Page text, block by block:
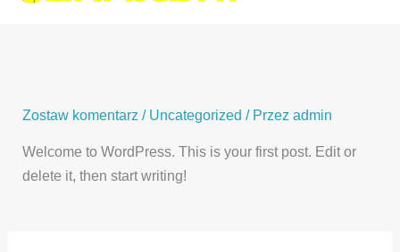
Zostaw komentarz / Uncategorized / Przezadmin
Welcome to WordPress. This is your first post. Edit or
delete it, then start writing!